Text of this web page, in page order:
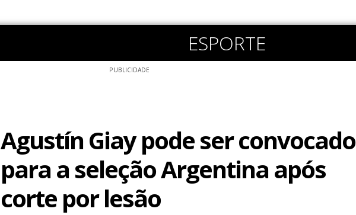
ESPORTE
PUBLICIDADE
Agustín Giay pode ser convocado
para a seleção Argentina após
corte por lesão